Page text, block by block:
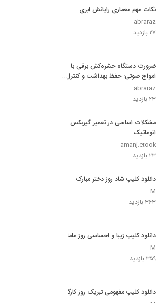
نکات مهم معماری رایانش ابری
abraraz
۲۷ بازدید
ضرورت دستگاه حشره‌کش برقی با
امواج صوتی: حفظ بهداشت و کنترل
حشرات
abraraz
۲۳ بازدید
مشکلات اساسی در تعمیر گیربکس
اتوماتیک
amanj.etook
۲۳ بازدید
دانلود کلیپ شاد روز دختر مبارک
M
۳۶۳ بازدید
دانلود کلیپ زیبا و احساسی روز ماما
M
۳۵۹ بازدید
دانلود کلیپ مفهومی تبریک روز کارگر